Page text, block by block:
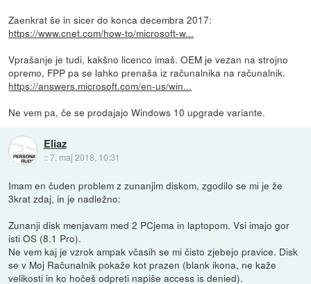
Zaenkrat še in sicer do konca decembra 2017:
https://www.cnet.com/how-to/microsoft-w...
Vprašanje je tudi, kakšno licenco imaš. OEM je vezan na strojno
opremo, FPP pa se lahko prenaša iz računalnika na računalnik.
https://answers.microsoft.com/en-us/win...
Ne vem pa, če se prodajajo Windows 10 upgrade variante.
Eliaz
::7. maj 2018, 10:31
Imam en čuden problem z zunanjim diskom, zgodilo se mi je že
3krat zdaj, in je nadležno:
Zunanji disk menjavam med 2 PCjema in laptopom. Vsi imajo gor
isti OS (8.1 Pro).
Ne vem kaj je vzrok ampak včasih se mi čisto zjebejo pravice. Disk
se v Moj Računalnik pokaže kot prazen (blank ikona, ne kaže
velikosti in ko hočeš odpreti napiše access is denied).